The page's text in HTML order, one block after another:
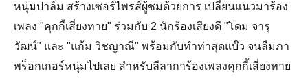
หนุ่มปาล์ม สร้างเซอร์ไพรส์ผู้ชมด้วยการ เปลี่ยนแนวมาร้อง
เพลง "คุกกี้เสี่ยงทาย" ร่วมกับ 2 นักร้องเสียงดี "โดม จารุ
วัฒน์" และ "แก้ม วิชญาณี" พร้อมกับทำท่าสุดแบ๊ว จนลืมภา
พร็อกเกอร์หนุ่มไปเลย สำหรับลีลาการ้องเพลงคุกกี้เสี่ยงทาย